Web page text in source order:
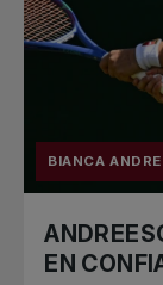
BIANCA
EN